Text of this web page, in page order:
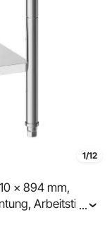
1/12
x 894 mm,
Arbeitstisch
Obere
...